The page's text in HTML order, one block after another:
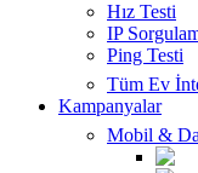
Hız Testi
IP
Ping Testi
Tüm Ev
Kampanyalar
Mobil &